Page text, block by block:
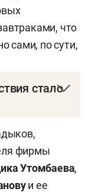
что
сами, по сути,
стало
на 16,3%
годом
прекращенных
фирмы
Утомбаева,
и ее